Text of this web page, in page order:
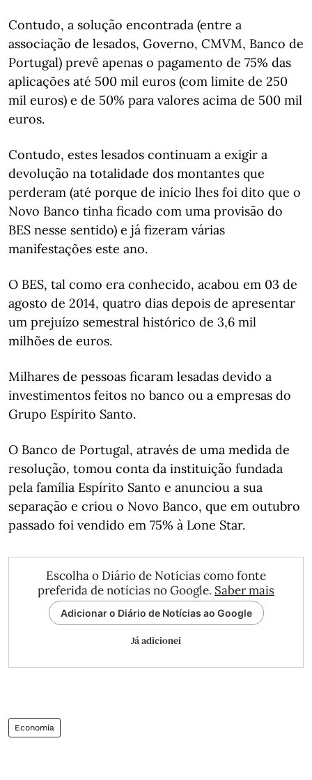
Contudo, a solução encontrada (entre a
associação de lesados, Governo, CMVM, Banco de
Portugal) prevê apenas o pagamento de 75% das
aplicações até 500 mil euros (com limite de 250
mil euros) e de 50% para valores acima de 500 mil
euros.
Contudo, estes lesados continuam a exigir a
devolução na totalidade dos montantes que
perderam (até porque de início lhes foi dito que o
Novo Banco tinha ficado com uma provisão do
BES nesse sentido) e já fizeram várias
manifestações este ano.
O BES, tal como era conhecido, acabou em 03 de
agosto de 2014, quatro dias depois de apresentar
um prejuízo semestral histórico de 3,6 mil
milhões de euros.
Milhares de pessoas ficaram lesadas devido a
investimentos feitos no banco ou a empresas do
Grupo Espírito Santo.
O Banco de Portugal, através de uma medida de
resolução, tomou conta da instituição fundada
pela família Espírito Santo e anunciou a sua
separação e criou o Novo Banco, que em outubro
passado foi vendido em 75% à Lone Star.
Escolha o Diário de Notícias como fonte
preferida de notícias no Google. Saber mais
Adicionar o Diário de Notícias ao Google
Já adicionei
Economia